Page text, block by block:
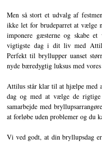
Events
DA
Men så stort et udvalg af
ikke let for brudeparret at vælge
imponere gæsterne og skabe
vigtigste dag i dit liv med
Perfekt til bryllupper uanset
nyde bæredygtig luksus med
Attilus står klar til at hjælpe med
dag og med at vælge de
samarbejde med
at forløbe uden problemer og du
Vi ved godt, at din bryllupsdag